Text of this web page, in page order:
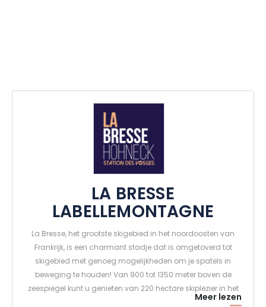
LA BRESSE
LABELLEMONTAGNE
La Bresse, het grootste skigebied in het noordoosten van
Frankrijk, is een charmant stadje dat is omgetoverd tot
skigebied met genoeg mogelijkheden om je spatels in
beweging te houden! Van 900 tot 1350 meter boven de
zeespiegel kunt u genieten van 220 hectare skiplezier in het
hart van het natuurpark Ballons des Vosges, in een
Meer lezen